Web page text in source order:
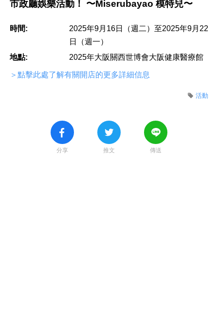
市政廳娛樂活動！ 〜Miserubayao 模特兒〜
時間:
2025年9月16日（週二）至2025年9月22
日（週一）
地點:
2025年大阪關西世博會大阪健康醫療館
＞點擊此處了解有關開店的更多詳細信息
活動
分享 推文 傳送